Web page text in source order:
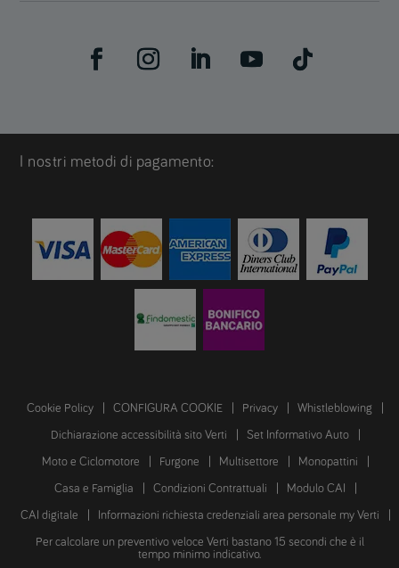
I nostri metodi di pagamento:
Cookie Policy CONFIGURA COOKIE Privacy Whistleblowing
Dichiarazione accessibilità sito Verti Set Informativo Auto
Moto e Ciclomotore Furgone Multisettore Monopattini
Casa e Famiglia Condizioni Contrattuali Modulo CAI
CAI digitale Informazioni richiesta credenziali area personale my Verti
Per calcolare un preventivo veloce Verti bastano 15 secondi che è il
tempo minimo indicativo.